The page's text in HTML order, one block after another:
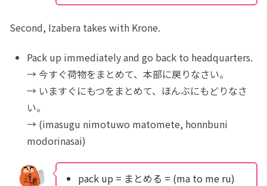
Second, Izabera takes with Krone.
Pack up immediately and go back to headquarters.
→ 今すぐ荷物をまとめて、本部に戻りなさい。
→ いますぐにもつをまとめて、ほんぶにもどりなさ
い。
→ (imasugu nimotuwo matomete, honnbuni
modorinasai)
pack up = まとめる = (ma to me ru)